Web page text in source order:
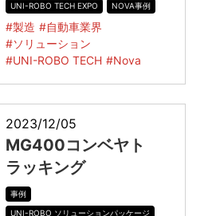
UNI-ROBO TECH EXPO
NOVA事例
#製造 #自動車業界
#ソリューション
#UNI-ROBO TECH #Nova
2023/12/05
MG400コンベヤト
ラッキング
事例
UNI-ROBO ソリューションパッケージ